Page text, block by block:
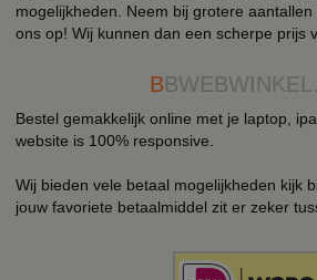
mogelijkheden. Neem bij grotere
ons op! Wij kunnen dan een scherpe prijs
B
Bestel gemakkelijk online met je laptop,
website is 100% responsive.
Wij bieden vele betaal mogelijkheden kijk
jouw favoriete betaalmiddel zit er zeker